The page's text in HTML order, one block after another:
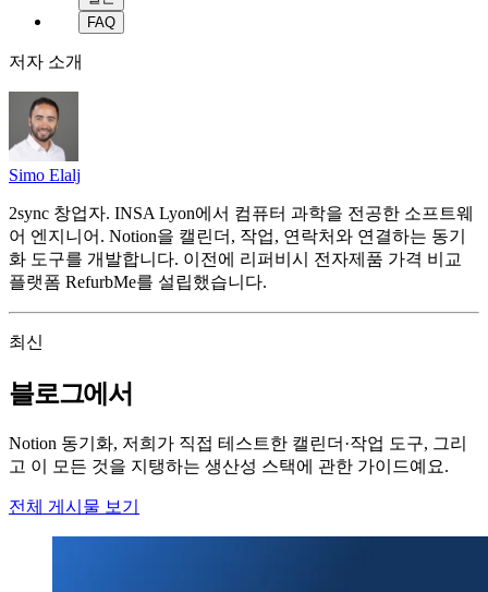
FAQ
저자 소개
Simo Elalj
2sync 창업자. INSA Lyon에서 컴퓨터 과학을 전공한 소프트웨
어 엔지니어. Notion을 캘린더, 작업, 연락처와 연결하는 동기
화 도구를 개발합니다. 이전에 리퍼비시 전자제품 가격 비교
플랫폼 RefurbMe를 설립했습니다.
최신
블로그에서
Notion 동기화, 저희가 직접 테스트한 캘린더·작업 도구, 그리
고 이 모든 것을 지탱하는 생산성 스택에 관한 가이드예요.
전체 게시물 보기